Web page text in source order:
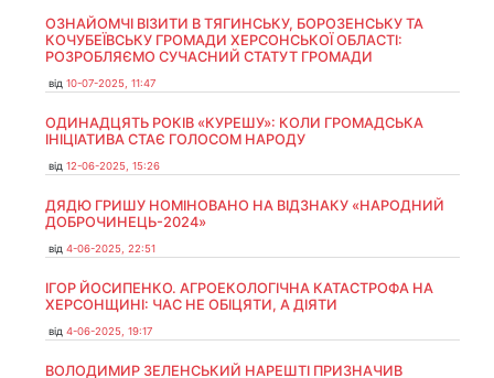
ОЗНАЙОМЧІ ВІЗИТИ В ТЯГИНСЬКУ, БОРОЗЕНСЬКУ ТА
КОЧУБЕЇВСЬКУ ГРОМАДИ ХЕРСОНСЬКОЇ ОБЛАСТІ:
РОЗРОБЛЯЄМО СУЧАСНИЙ СТАТУТ ГРОМАДИ
від 10-07-2025, 11:47
ОДИНАДЦЯТЬ РОКІВ «КУРЕШУ»: КОЛИ ГРОМАДСЬКА
ІНІЦІАТИВА СТАЄ ГОЛОСОМ НАРОДУ
від 12-06-2025, 15:26
ДЯДЮ ГРИШУ НОМІНОВАНО НА ВІДЗНАКУ «НАРОДНИЙ
ДОБРОЧИНЕЦЬ-2024»
від 4-06-2025, 22:51
ІГОР ЙОСИПЕНКО. АГРОЕКОЛОГІЧНА КАТАСТРОФА НА
ХЕРСОНЩИНІ: ЧАС НЕ ОБІЦЯТИ, А ДІЯТИ
від 4-06-2025, 19:17
ВОЛОДИМИР ЗЕЛЕНСЬКИЙ НАРЕШТІ ПРИЗНАЧИВ